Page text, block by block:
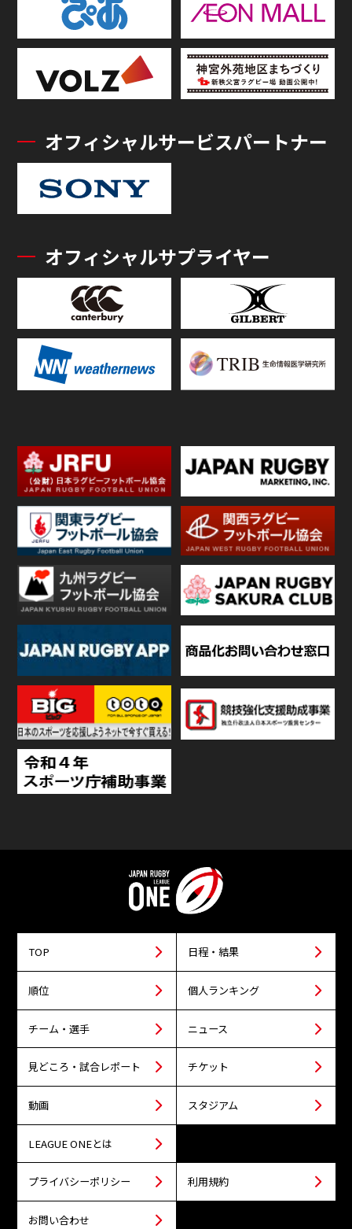
オフィシャルサービスパートナー
オフィシャルサプライヤー
TOP 日程・結果
順位 個人ランキング
チーム・選手 ニュース
見どころ・試合レポート チケット
動画 スタジアム
LEAGUE ONEとは
プライバシーポリシー 利用規約
お問い合わせ